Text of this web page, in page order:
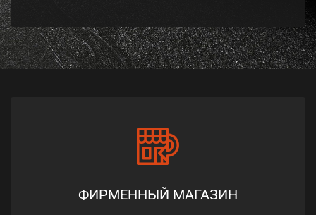
ФИРМЕННЫЙ МАГАЗИН